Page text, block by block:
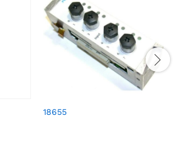
18655